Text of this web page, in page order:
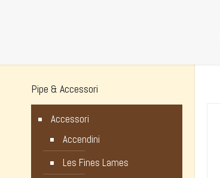
Pipe & Accessori
Accessori
Accendini
Les Fines Lames